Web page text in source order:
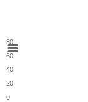
0
20
40
60
80